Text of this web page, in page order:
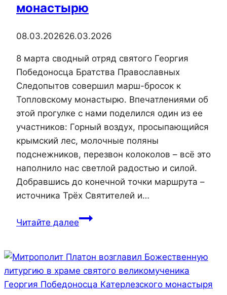
монастырю
08.03.202626.03.2026
8 марта сводный отряд святого Георгия
Победоносца Братства Православных
Следопытов совершил марш-бросок к
Топловскому монастырю. Впечатлениями об
этой прогулке с нами поделился один из ее
участников: Горный воздух, просыпающийся
крымский лес, молочные поляны
подснежников, перезвон колоколов – всё это
наполнило нас светлой радостью и силой.
Добравшись до конечной точки маршрута –
источника Трёх Святителей и…
Читайте далееСводный
Георгия
Победоносца
Братства